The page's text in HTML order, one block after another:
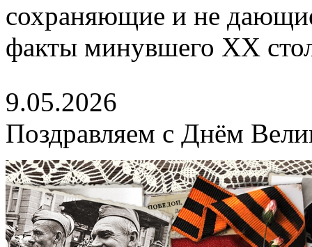
сохраняющие и не
факты минувшего XX
9.05.2026
Поздравляем с Днём